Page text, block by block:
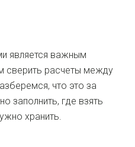
является важным
сверить расчеты между
что это за
заполнить, где взять
хранить.